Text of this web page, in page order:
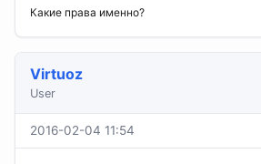
Какие права именно?
Virtuoz
User
2016-02-04 11:54